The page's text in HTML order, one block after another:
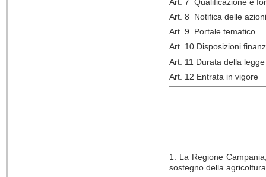
Art. 8
Notifica delle
Art. 9
Portale tematico
Art. 10 Disposizioni
Art. 11 Durata della legge
Art. 12 Entrata in vigore
1. La Regione
sostegno della